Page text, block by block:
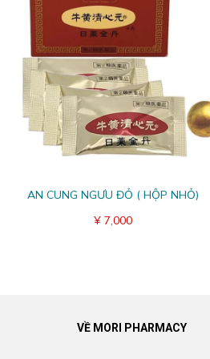
AN CUNG NGƯU ĐỎ ( HỘP NHỎ)
¥ 7,000
VỀ MORI PHARMACY